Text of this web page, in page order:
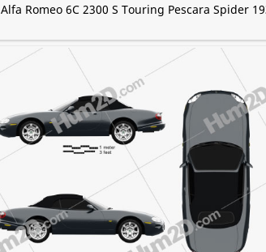
Alfa Romeo 6C 2300 S Touring Pescara Spider